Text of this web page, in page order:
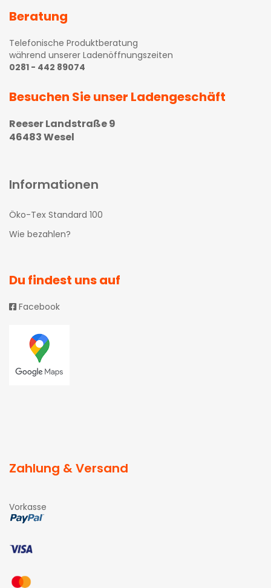
Beratung
Telefonische Produktberatung
während unserer Ladenöffnungszeiten
0281 - 442 89074
Besuchen Sie unser Ladengeschäft
Reeser Landstraße 9
46483 Wesel
Informationen
Öko-Tex Standard 100
Wie bezahlen?
Du findest uns auf
Facebook
Zahlung & Versand
Vorkasse